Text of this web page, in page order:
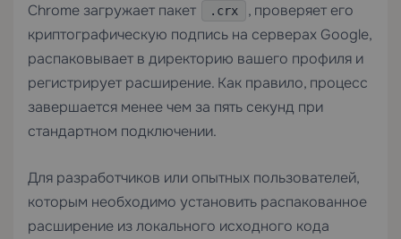
Chrome загружает пакет .crx
, проверяет его
криптографическую подпись на серверах Google,
распаковывает в директорию вашего профиля и
регистрирует расширение. Как правило, процесс
завершается менее чем за пять секунд при
стандартном подключении.
Для разработчиков или опытных пользователей,
которым необходимо установить распакованное
расширение из локального исходного кода